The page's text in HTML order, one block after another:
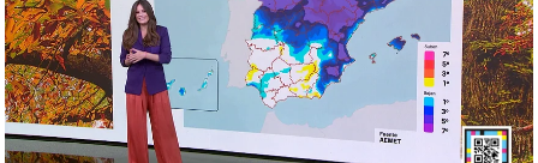
Mercedes Martín
Publicado:04 de octubre de 2025, 10:10